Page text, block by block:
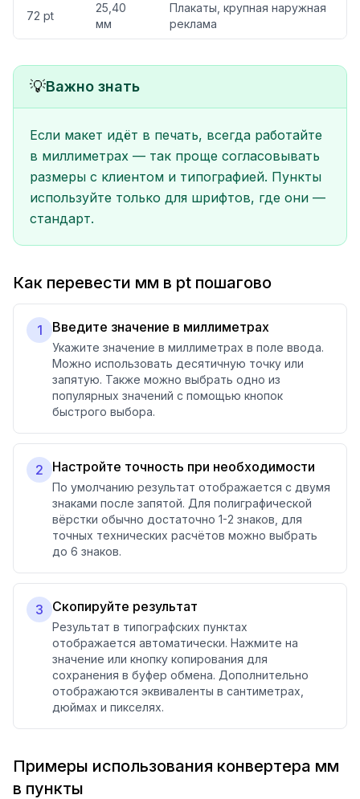
72 pt
25,40
мм
Плакаты, крупная наружная
реклама
💡Важно знать
Если макет идёт в печать, всегда работайте
в миллиметрах — так проще согласовывать
размеры с клиентом и типографией. Пункты
используйте только для шрифтов, где они —
стандарт.
Как перевести мм в pt пошагово
1 Введите значение в миллиметрах
Укажите значение в миллиметрах в поле ввода.
Можно использовать десятичную точку или
запятую. Также можно выбрать одно из
популярных значений с помощью кнопок
быстрого выбора.
2 Настройте точность при необходимости
По умолчанию результат отображается с двумя
знаками после запятой. Для полиграфической
вёрстки обычно достаточно 1-2 знаков, для
точных технических расчётов можно выбрать
до 6 знаков.
3 Скопируйте результат
Результат в типографских пунктах
отображается автоматически. Нажмите на
значение или кнопку копирования для
сохранения в буфер обмена. Дополнительно
отображаются эквиваленты в сантиметрах,
дюймах и пикселях.
Примеры использования конвертера мм
в пункты